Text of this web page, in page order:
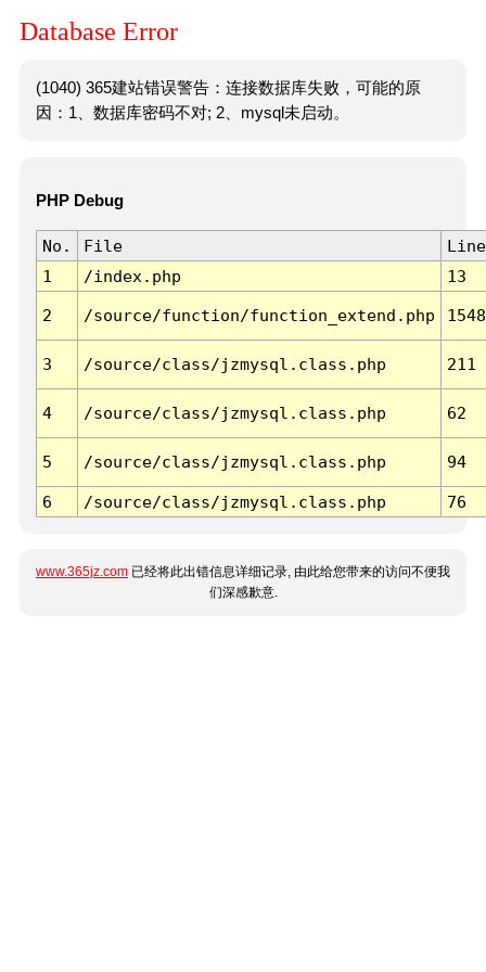
Database Error
(1040) 365建站错误警告：连接数据库失败，可能的原
因：1、数据库密码不对; 2、mysql未启动。
PHP Debug
No. File
Line
1
/index.php 13
2 /source/function/function_extend.php 1548
3 /source/class/jzmysql.class.php 211
4 /source/class/jzmysql.class.php 62
5 /source/class/jzmysql.class.php 94
6 /source/class/jzmysql.class.php 76
www.365jz.com 已经将此出错信息详细记录, 由此给您带来的访问不便我
们深感歉意.